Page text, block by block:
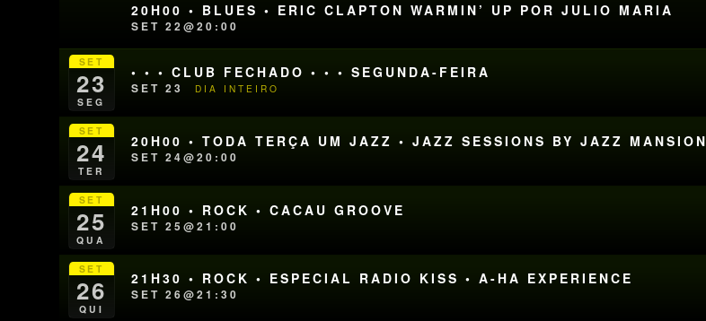
20H00 • BLUES • ERIC CLAPTON WARMIN’ UP POR JULIO MARIA
SET 22@20:00
SET
23
SEG
• • • CLUB FECHADO • • • SEGUNDA-FEIRA
SET 23 DIA INTEIRO
SET
24
TER
20H00 • TODA TERÇA UM JAZZ • JAZZ SESSIONS BY JAZZ MANSION
SET 24@20:00
SET
25
QUA
21H00 • ROCK • CACAU GROOVE
SET 25@21:00
SET
26
QUI
21H30 • ROCK • ESPECIAL RADIO KISS • A-HA EXPERIENCE
SET 26@21:30